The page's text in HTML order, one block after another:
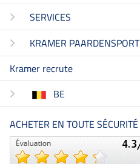
SERVICES
KRAMER PAARDENSPORT
Kramer recrute
BE
ACHETER EN TOUTE SÉCURITÉ